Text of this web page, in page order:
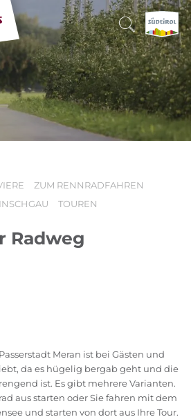
ZUM RENNRADFAHREN
TOUREN
Radweg
Meran ist bei Gästen und
da es hügelig bergab geht und die
ist. Es gibt mehrere Varianten.
aus starten oder Sie fahren mit dem
und starten von dort aus Ihre Tour.